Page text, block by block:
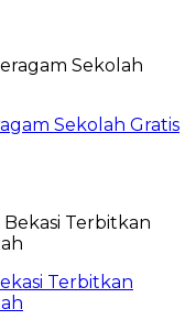
Sekolah Gratis
Terbitkan